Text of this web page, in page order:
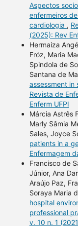
Aspectos
enfermeiros
cardiologia ,
(2025): Rev
Hermaiza
Fróz, Maria
Spindola de
Santana de
assessment
Revista de
Enferm UFPI
Márcia Astrês
Marly Sâmia
Sales, Joyce
patients in a
Enfermagem
Francisco de
Júnior, Ana
Araújo Paz,
Soraya Maria
hospital
professional
v. 10 n. 1